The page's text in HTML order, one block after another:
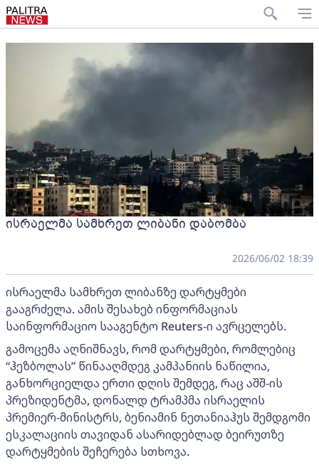
ისრაელმა სამხრეთ ლიბანი დაბომბა
2026/06/02 18:39
ისრაელმა სამხრეთ ლიბანზე დარტყმები
გააგრძელა. ამის შესახებ ინფორმაციას
საინფორმაციო სააგენტო Reuters-ი ავრცელებს.
გამოცემა აღნიშნავს, რომ დარტყმები, რომლებიც
“ჰეზბოლას” წინააღმდეგ კამპანიის ნაწილია,
განხორციელდა ერთი დღის შემდეგ, რაც აშშ-ის
პრეზიდენტმა, დონალდ ტრამპმა ისრაელის
პრემიერ-მინისტრს, ბენიამინ ნეთანიაჰუს შემდგომი
ესკალაციის თავიდან ასარიდებლად ბეირუთზე
დარტყმების შეჩერება სთხოვა.